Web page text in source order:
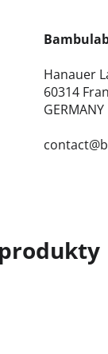
Hanauer
60314
GERMANY